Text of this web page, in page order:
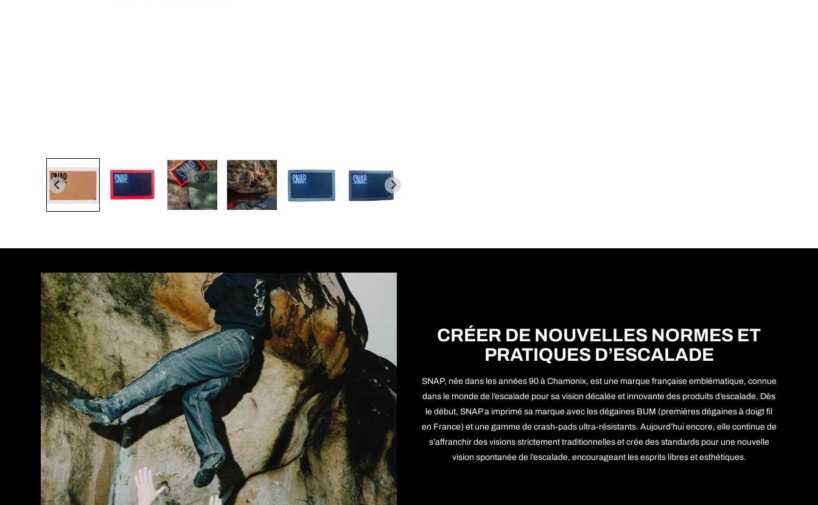
CRÉER DE NOUVELLES NORMES ET
PRATIQUES D’ESCALADE
SNAP, née dans les années 90 à Chamonix, est une marque française emblématique, connue
dans le monde de l’escalade pour sa vision décalée et innovante des produits d’escalade. Dès
le début, SNAP a imprimé sa marque avec les dégaines BUM (premières dégaines à doigt fil
en France) et une gamme de crash-pads ultra-résistants. Aujourd’hui encore, elle continue de
s’affranchir des visions strictement traditionnelles et crée des standards pour une nouvelle
vision spontanée de l’escalade, encourageant les esprits libres et esthétiques.